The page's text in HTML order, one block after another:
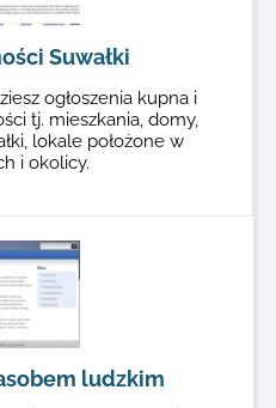
Suwałki
ogłoszenia kupna i
tj. mieszkania, domy,
lokale położone w
i okolicy.
ludzkim